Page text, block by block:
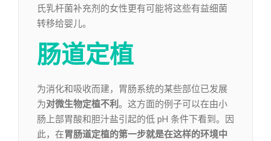
氏乳杆菌补充剂的女性更有可能将这些有益细菌
转移给婴儿。
肠道定植
为消化和吸收而建，胃肠系统的某些部位已发展
为对微生物定植不利 。这方面的例子可以在由小
肠上部胃酸和胆汁盐引起的低 pH 条件下看到。因
此，在胃肠道定植的第一步就是在这样的环境中